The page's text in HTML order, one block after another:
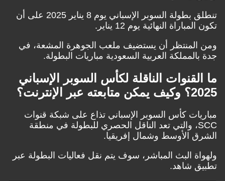
تنطلق بطولة السوبر الإسباني يوم 8 يناير 2025 على أن
تكون المباراة النهائية يوم 12 يناير.
ومن المنتظر أن يستضيف ملعب الجوهرة المشعة، في
جدة بالمملكة العربية السعودية مباريات البطولة.
ما القنوات الناقلة لكأس السوبر الإسباني
2025؟ وكيف يمكن متابعته عبر الإنترنت؟
مباريات كأس السوبر الإسباني تذاع على شبكة قنوات
SCC، والتي تعد الناقل الحصري للبطولة في منطقة
الشرق الأوسط وشمال إفريقيا.
ولهواة البث المباشر، سوف يتم نقل فعاليات البطولة عبر
تطبيق شاهد.